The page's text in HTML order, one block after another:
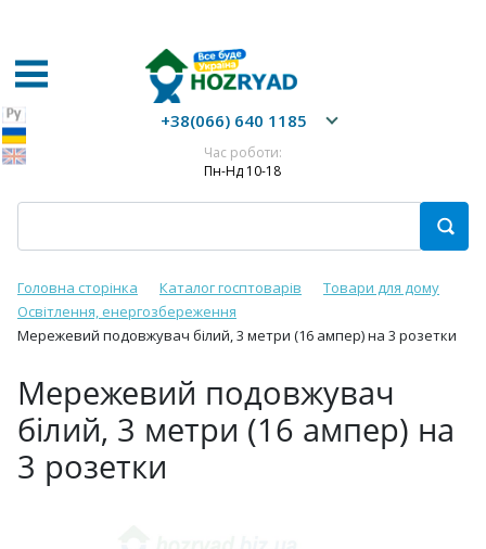
+38(066) 640 1185
Час роботи:
Пн-Нд 10-18
Головна сторінка Каталог госптоварів
Товари для дому
Освітлення, енергозбереження
Мережевий подовжувач білий, 3 метри (16 ампер) на 3 розетки
Мережевий подовжувач
білий, 3 метри (16 ампер) на
3 розетки